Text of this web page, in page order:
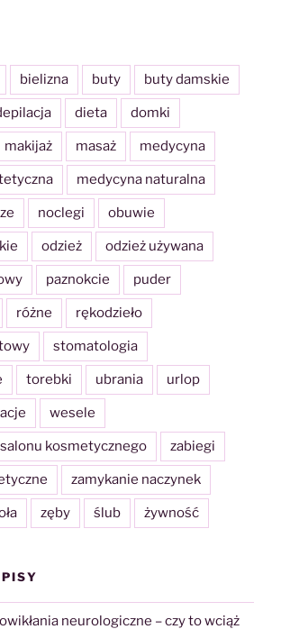
bielizna buty buty damskie
dieta domki
makijaż masaż medycyna
medycyna naturalna
noclegi obuwie
odzież odzież używana
paznokcie puder
różne rękodzieło
stomatologia
torebki ubrania urlop
wesele
kosmetycznego zabiegi
zamykanie naczynek
zęby ślub żywność
neurologiczne – czy to wciąż